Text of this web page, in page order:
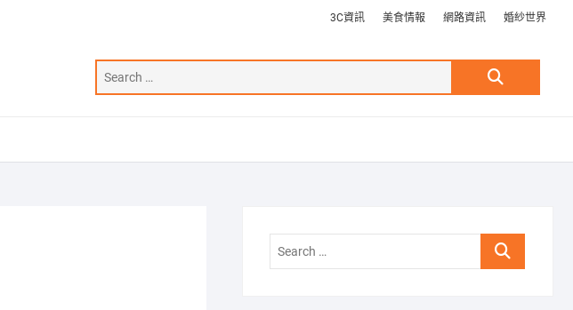
3C資訊 美食情報 網路資訊 婚紗世界
Search
Search